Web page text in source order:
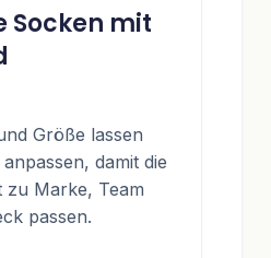
Socken mit
Größe lassen
damit die
Marke, Team
passen.